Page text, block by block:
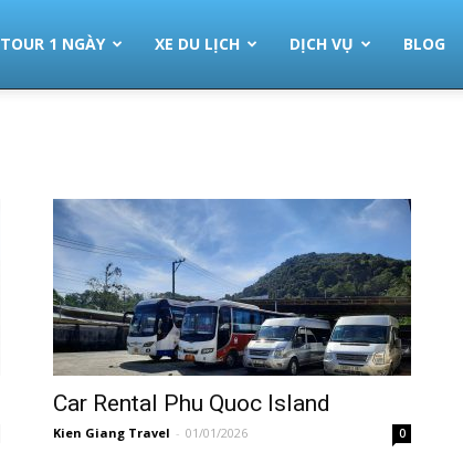
TOUR 1 NGÀY XE DU LỊCH DỊCH VỤ BLOG
Car Rental Phu Quoc Island
Kien Giang Travel - 01/01/2026 0